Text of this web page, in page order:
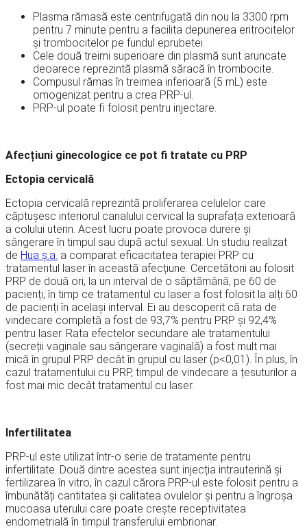
Plasma rămasă este centrifugată din nou la 3300 rpm
pentru 7 minute pentru a facilita depunerea eritrocitelor
și trombocitelor pe fundul eprubetei.
Cele două treimi superioare din plasmă sunt aruncate
deoarece reprezintă plasmă săracă în trombocite.
Compusul rămas în treimea inferioară (5 mL) este
omogenizat pentru a crea PRP-ul.
PRP-ul poate fi folosit pentru injectare.
Afecțiuni ginecologice ce pot fi tratate cu PRP
Ectopia cervicală
Ectopia cervicală reprezintă proliferarea celulelor care
căptușesc interiorul canalului cervical la suprafața exterioară
a colului uterin. Acest lucru poate provoca durere și
sângerare în timpul sau după actul sexual. Un studiu realizat
de Hua ș.a. a comparat eficacitatea terapiei PRP cu
tratamentul laser în această afecțiune. Cercetătorii au folosit
PRP de două ori, la un interval de o săptămână, pe 60 de
pacienți, în timp ce tratamentul cu laser a fost folosit la alți 60
de pacienți în același interval. Ei au descoperit că rata de
vindecare completă a fost de 93,7% pentru PRP și 92,4%
pentru laser. Rata efectelor secundare ale tratamentului
(secreții vaginale sau sângerare vaginală) a fost mult mai
mică în grupul PRP decât în ​​grupul cu laser (p<0,01). În plus, în
cazul tratamentului cu PRP, timpul de vindecare a țesuturilor a
fost mai mic decât tratamentul cu laser.
Infertilitatea
PRP-ul este utilizat într-o serie de tratamente pentru
infertilitate. Două dintre acestea sunt injecția intrauterină și
fertilizarea în vitro, în cazul cărora PRP-ul este folosit pentru a
îmbunătăți cantitatea și calitatea ovulelor și pentru a îngroșa
mucoasa uterului care poate crește receptivitatea
endometrială în timpul transferului embrionar.